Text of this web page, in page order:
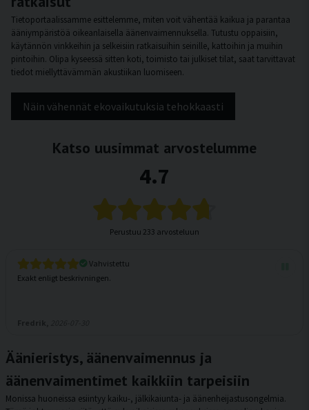
Tietoportaalissamme esittelemme, miten voit vähentää kaikua ja parantaa
ääniympäristöä oikeanlaisella äänenvaimennuksella. Tutustu oppaisiin,
käytännön vinkkeihin ja selkeisiin ratkaisuihin seinille, kattoihin ja muihin
pintoihin. Olipa kyseessä sitten koti, toimisto tai julkiset tilat, saat tarvittavat
tiedot miellyttävämmän akustiikan luomiseen.
Näin vähennät ekovaikutuksia tehokkaasti
Katso uusimmat arvostelumme
4.7
Perustuu 233 arvosteluun
Vahvistettu
Exakt enligt beskrivningen.
Äänieristys, äänenvaimennus ja
äänenvaimentimet kaikkiin tarpeisiin
Monissa huoneissa esiintyy kaiku-, jälkikaiunta- ja äänenheijastusongelmia.